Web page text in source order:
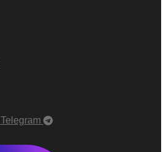
Telegram